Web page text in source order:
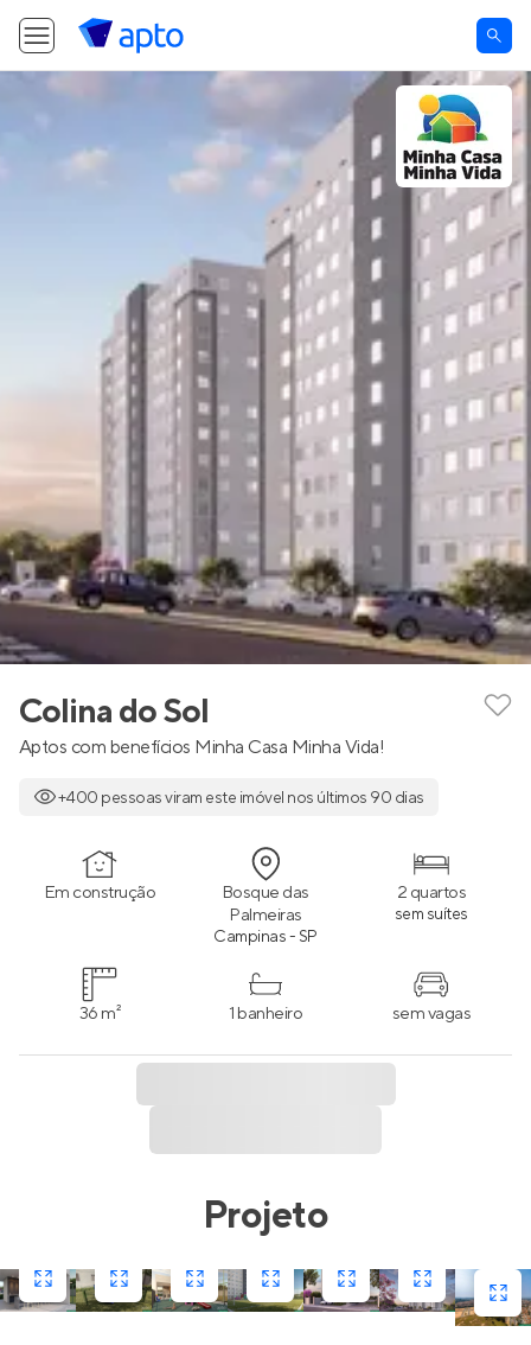
Colina do Sol
Aptos com benefícios Minha Casa Minha Vida!
+400 pessoas viram este imóvel nos últimos 90 dias
Em construção
Bosque das
Palmeiras
Campinas - SP
2 quartos
sem suítes
36 m² 1 banheiro sem vagas
Projeto